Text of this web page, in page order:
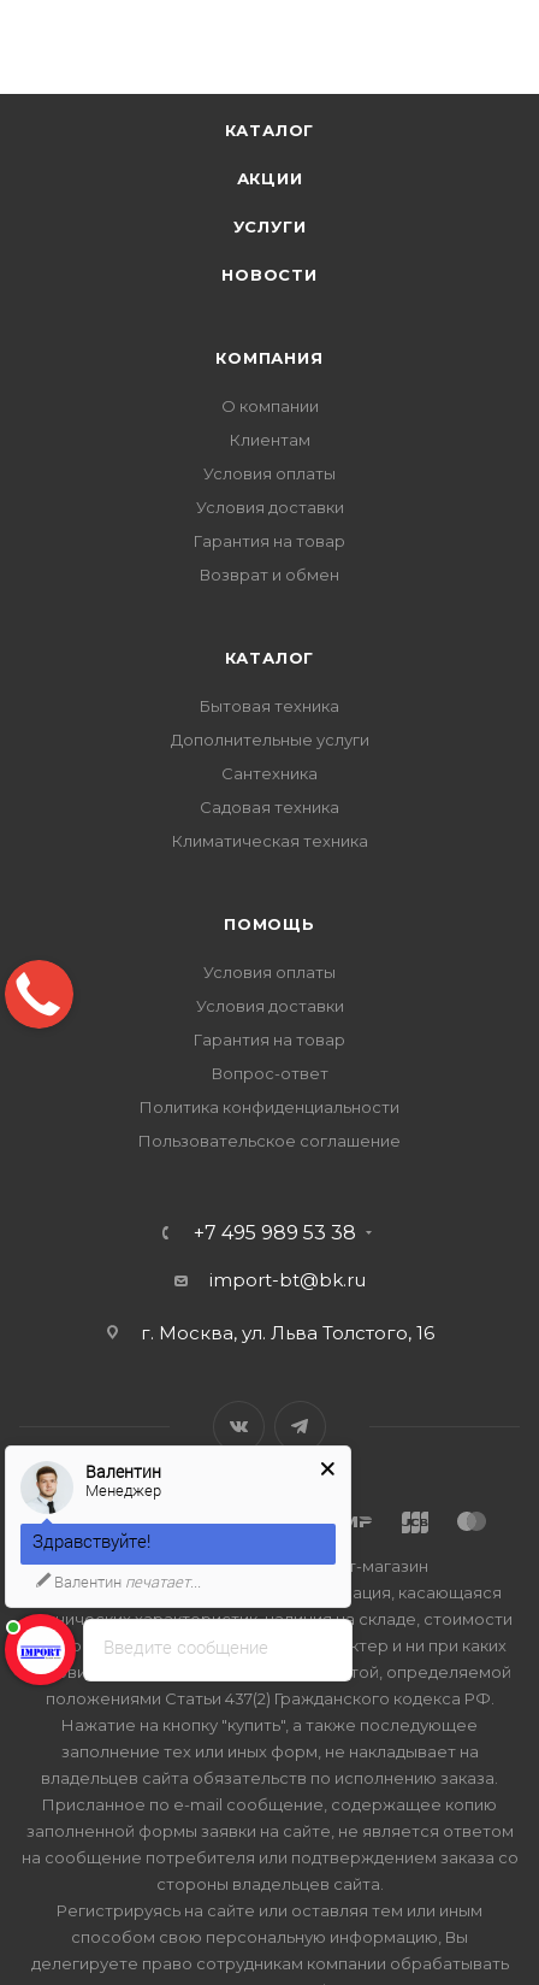
КАТАЛОГ
АКЦИИ
УСЛУГИ
НОВОСТИ
КОМПАНИЯ
О компании
Клиентам
Условия оплаты
Условия доставки
Гарантия на товар
Возврат и обмен
КАТАЛОГ
Бытовая техника
Дополнительные услуги
Сантехника
Садовая техника
Климатическая техника
ПОМОЩЬ
Условия оплаты
Условия доставки
Гарантия на товар
Вопрос-ответ
Политика конфиденциальности
Пользовательское соглашение
+7 495 989 53 38
import-bt@bk.ru
г. Москва, ул. Льва Толстого, 16
2026 © Import-bt.ru - интернет-магазин
Вся представленная на сайте информация, касающаяся
технических характеристик, наличия на складе, стоимости
товаров, носит информационный характер и ни при каких
условиях не является публичной офертой, определяемой
положениями Статьи 437(2) Гражданского кодекса РФ.
Нажатие на кнопку "купить", а также последующее
заполнение тех или иных форм, не накладывает на
владельцев сайта обязательств по исполнению заказа.
Присланное по e-mail сообщение, содержащее копию
заполненной формы заявки на сайте, не является ответом
на сообщение потребителя или подтверждением заказа со
стороны владельцев сайта.
Регистрируясь на сайте или оставляя тем или иным
способом свою персональную информацию, Вы
делегируете право сотрудникам компании обрабатывать
Введите сообщение
Валентин
Менеджер
Здравствуйте!
Валентин печатает...